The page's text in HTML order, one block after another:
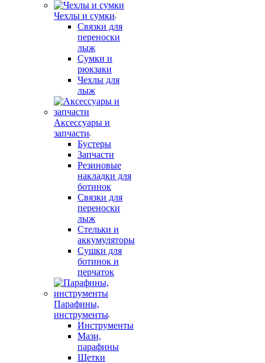
Чехлы и сумки
Связки для
переноски
лыж
Сумки и
рюкзаки
Чехлы для
лыж
Аксессуары и
запчасти
Бустеры
Запчасти
Резиновые
накладки для
ботинок
Связки для
переноски
лыж
Стельки и
аккумуляторы
Сушки для
ботинок и
перчаток
Парафины,
инструменты
Инструменты
Мази,
парафины
Щетки